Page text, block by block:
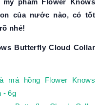
phẩm Flower Knows
của nước nào, có tốt
nhé!
Butterfly Cloud Collar
má hồng Flower Knows
- 6g